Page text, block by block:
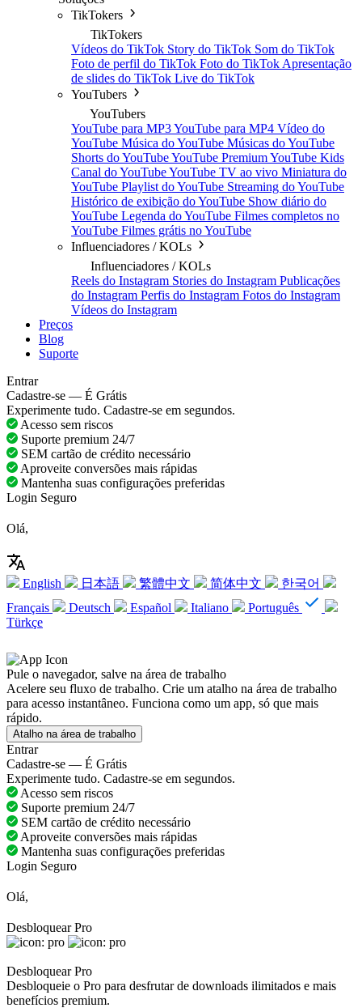
TikTokers
TikTokers
Vídeos do TikTok Story do TikTok Som do TikTok
Foto de perfil do TikTok Foto do TikTok Apresentação
de slides do TikTok Live do TikTok
YouTubers
YouTubers
YouTube para MP3YouTube para MP4 Vídeo do
YouTube Música do YouTube Músicas do YouTube
Shorts do YouTubeYouTube PremiumYouTube Kids
Canal do YouTubeYouTube TV ao vivo Miniatura do
YouTube Playlist do YouTube Streaming do YouTube
Histórico de exibição do YouTube Show diário do
YouTube Legenda do YouTube Filmes completos no
YouTube Filmes grátis no YouTube
Influenciadores / KOLs
Influenciadores / KOLs
Reels do Instagram Stories do Instagram Publicações
do Instagram Perfis do Instagram Fotos do Instagram
Vídeos do Instagram
Preços
Blog
Suporte
Entrar
Cadastre-se — É Grátis
Experimente tudo. Cadastre-se em segundos.
Acesso sem riscos
Suporte premium 24/7
SEM cartão de crédito necessário
Aproveite conversões mais rápidas
Mantenha suas configurações preferidas
Login Seguro
Olá,
English 日本語 繁體中文 简体中文
한국어
Français
Deutsch Español Italiano
Português
Türkçe
Pule o navegador, salve na área de trabalho
Acelere seu fluxo de trabalho. Crie um atalho na área de trabalho
para acesso instantâneo. Funciona como um app, só que mais
rápido.
Atalho na área de trabalho
Entrar
Cadastre-se — É Grátis
Experimente tudo. Cadastre-se em segundos.
Acesso sem riscos
Suporte premium 24/7
SEM cartão de crédito necessário
Aproveite conversões mais rápidas
Mantenha suas configurações preferidas
Login Seguro
Olá,
Desbloquear Pro
Desbloquear Pro
Desbloqueie o Pro para desfrutar de downloads ilimitados e mais
benefícios premium.